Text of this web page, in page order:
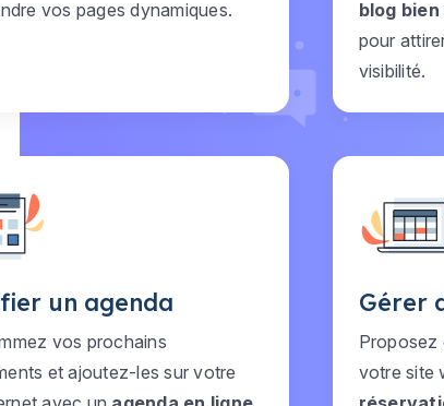
vos pages dynamiques.
blog
pour
visibilité.
un agenda
vos prochains
et ajoutez-les sur votre
Gérer
Proposez
votre site